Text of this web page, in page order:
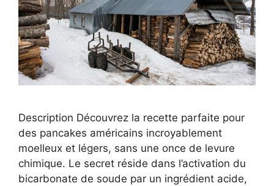
Description Découvrez la recette parfaite pour
des pancakes américains incroyablement
moelleux et légers, sans une once de levure
chimique. Le secret réside dans l’activation du
bicarbonate de soude par un ingrédient acide,